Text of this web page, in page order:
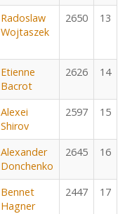
Radoslaw
Wojtaszek
2650 13
Etienne
Bacrot
2626 14
Alexei
Shirov
2597 15
Alexander
Donchenko
2645 16
Bennet
Hagner
2447 17